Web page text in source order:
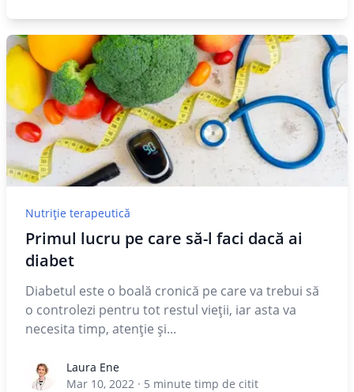
Nutriție terapeutică
Primul lucru pe care să-l faci dacă ai
diabet
Diabetul este o boală cronică pe care va trebui să
o controlezi pentru tot restul vieții, iar asta va
necesita timp, atenție și...
Laura EneLaura Ene
Mar 10, 2022 · 5 minute timp de citit